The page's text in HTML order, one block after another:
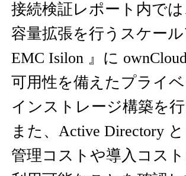
接続検証レポート内で
容量拡張を行うスケー
EMC Isilon 』に
可用性を備えたプライ
インストレージ構築を行
また、Active Directory
管理コストや導入コス